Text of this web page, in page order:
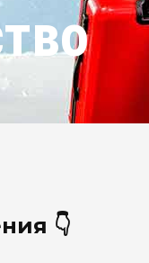
👇